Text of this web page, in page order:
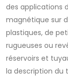
des applications
magnétique sur
plastiques, de
rugueuses ou
réservoirs et
la description du